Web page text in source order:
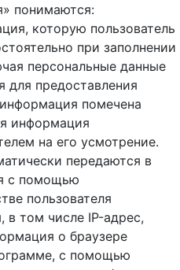
понимаются:
которую пользователь
при заполнении
персональные данные
для предоставления
помечена
информация
на его усмотрение.
передаются в
с помощью
пользователя
в том числе IP-адрес,
о браузере
с помощью